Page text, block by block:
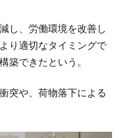
し、労働環境を改善し
り適切なタイミングで
築できたという。
突や、荷物落下による